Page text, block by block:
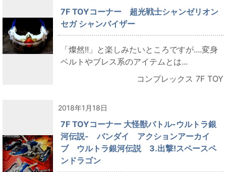
7F TOYコーナー 超光戦士シャンゼリオン
セガ シャンバイザー
「燦然!!」と楽しみたいところですが....変身
ベルトやブレス系のアイテムとは...
コンプレックス 7F TOY
2018年1月18日
7F TOYコーナー 大怪獣バトル-ウルトラ銀
河伝説- バンダイ アクションアーカイ
ブ ウルトラ銀河伝説 3.出撃!スペースペ
ンドラゴン